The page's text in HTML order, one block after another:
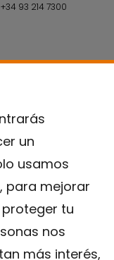
un
usamos
para mejorar
tu
nos
más interés,
+34 93 214 7300